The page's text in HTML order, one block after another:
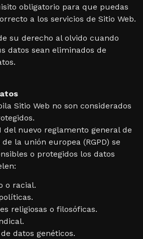
obligatorio para que puedas
a los servicios de Sitio Web.
su derecho al olvido cuando
datos sean eliminados de
Sitio Web no son considerados
del nuevo reglamento general de
la unión europea (RGPD) se
o protegidos los datos
o racial.
religiosas o filosóficas.
datos genéticos.